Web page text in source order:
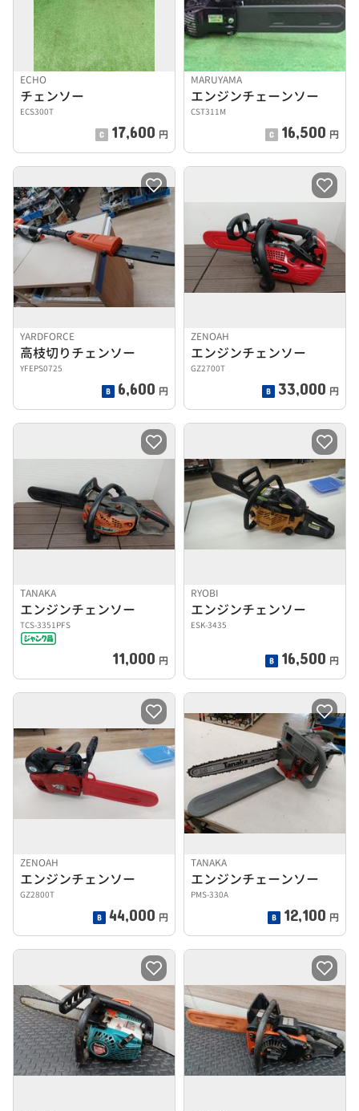
ECHO
チェンソー
ECS300T
17,600 円
MARUYAMA
エンジンチェーンソー
CST311M
16,500 円
YARDFORCE
高枝切りチェンソー
YFEPS0725
6,600 円
ZENOAH
エンジンチェンソー
GZ2700T
33,000 円
TANAKA
エンジンチェンソー
TCS-3351PFS
11,000 円
RYOBI
エンジンチェンソー
ESK-3435
16,500 円
ZENOAH
エンジンチェンソー
GZ2800T
44,000 円
TANAKA
エンジンチェーンソー
PMS-330A
12,100 円